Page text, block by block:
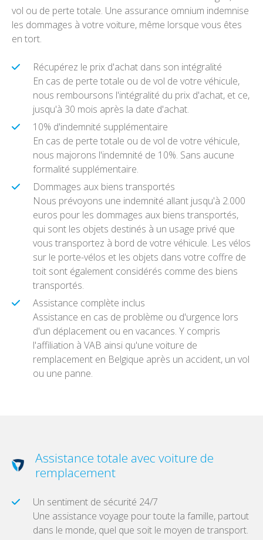
vol ou de perte totale. Une assurance omnium indemnise
les dommages à votre voiture, même lorsque vous êtes
en tort.
Récupérez le prix d'achat dans son intégralité
En cas de perte totale ou de vol de votre véhicule,
nous remboursons l'intégralité du prix d'achat, et ce,
jusqu'à 30 mois après la date d'achat.
10% d'indemnité supplémentaire
En cas de perte totale ou de vol de votre véhicule,
nous majorons l'indemnité de 10%. Sans aucune
formalité supplémentaire.
Dommages aux biens transportés
Nous prévoyons une indemnité allant jusqu'à 2.000
euros pour les dommages aux biens transportés,
qui sont les objets destinés à un usage privé que
vous transportez à bord de votre véhicule. Les vélos
sur le porte-vélos et les objets dans votre coffre de
toit sont également considérés comme des biens
transportés.
Assistance complète inclus
Assistance en cas de problème ou d'urgence lors
d'un déplacement ou en vacances. Y compris
l'affiliation à VAB ainsi qu'une voiture de
remplacement en Belgique après un accident, un vol
ou une panne.
Assistance totale avec voiture de
remplacement
Un sentiment de sécurité 24/7
Une assistance voyage pour toute la famille, partout
dans le monde, quel que soit le moyen de transport.